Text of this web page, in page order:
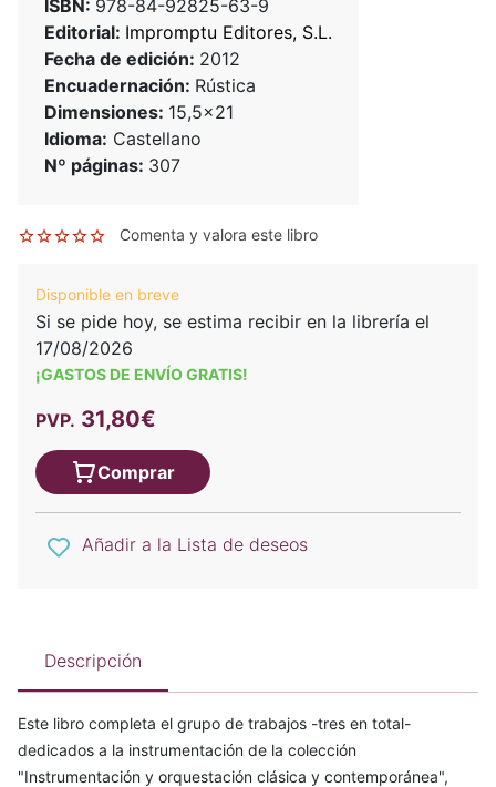
ISBN: 978-84-92825-63-9
Editorial: Impromptu Editores, S.L.
Fecha de edición: 2012
Encuadernación: Rústica
Dimensiones: 15,5x21
Idioma: Castellano
Nº páginas: 307
Comenta y valora este libro
Disponible en breve
Si se pide hoy, se estima recibir en la librería el
17/08/2026
¡GASTOS DE ENVÍO GRATIS!
PVP. 31,80€
Comprar
Añadir a la Lista de deseos
Descripción
Este libro completa el grupo de trabajos -tres en total-
dedicados a la instrumentación de la colección
"Instrumentación y orquestación clásica y contemporánea",